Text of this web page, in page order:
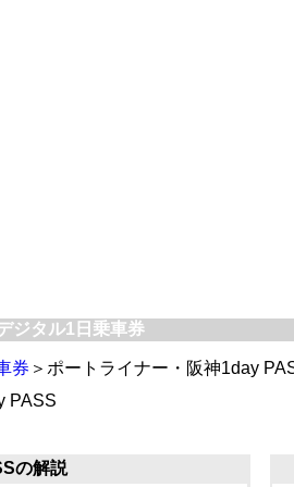
ジタル1日乗車券
券 ＞ポートライナー・阪神1day
PASS
の解説